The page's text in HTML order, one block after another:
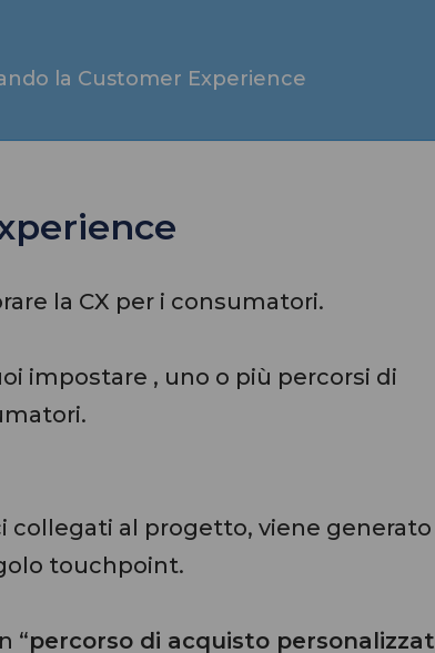
la Customer Experience
la CX per i consumatori.
impostare , uno o più percorsi di
collegati al progetto, viene generato
touchpoint.
“percorso di acquisto